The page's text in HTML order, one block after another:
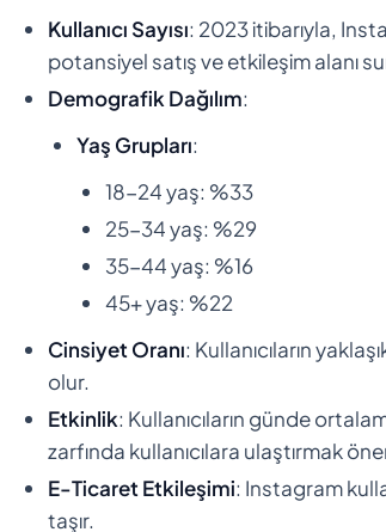
Kullanıcı Sayısı: 2023 itibarıyla,
potansiyel satış ve etkileşim alanı
Demografik Dağılım:
Yaş Grupları:
18-24 yaş: %33
25-34 yaş: %29
35-44 yaş: %16
45+ yaş: %22
Cinsiyet Oranı: Kullanıcıların
olur.
Etkinlik: Kullanıcıların günde
zarfında kullanıcılara ulaştırmak
E-Ticaret Etkileşimi: Instagram
taşır.